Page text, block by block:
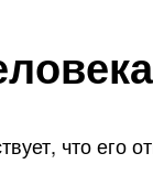
что его